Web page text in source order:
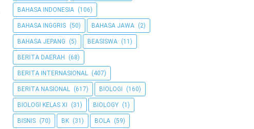
BAHASA INDONESIA (106)
BAHASA INGGRIS (50) BAHASA JAWA (2)
BAHASA JEPANG (5) BEASISWA (11)
BERITA DAERAH (68)
BERITA INTERNASIONAL (407)
BERITA NASIONAL (617) BIOLOGI (160)
BIOLOGI KELAS XI (31) BIOLOGY (1)
BISNIS (70) BK (31) BOLA (59)